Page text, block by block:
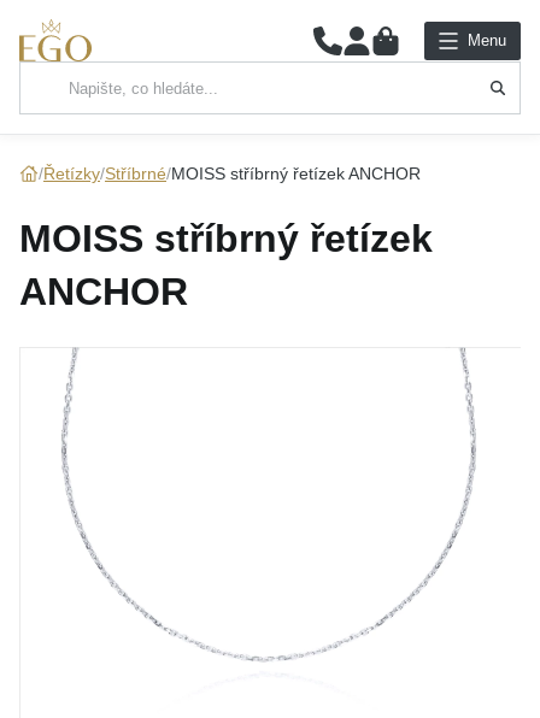
0 Menu
Hlavní kategorie
PRSTENY
NÁUŠNICE
SADY
KOLEKCE
Řetízky Stříbrné MOISS stříbrný řetízek ANCHOR
MOISS stříbrný řetízek
ANCHOR